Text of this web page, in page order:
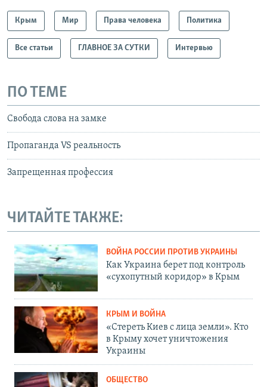
Крым Мир Права человека Политика
Все статьи ГЛАВНОЕ ЗА СУТКИ Интервью
ПО ТЕМЕ
Свобода слова на замке
Пропаганда VS реальность
Запрещенная профессия
ЧИТАЙТЕ ТАКЖЕ:
ВОЙНА РОССИИ ПРОТИВ УКРАИНЫ
Как Украина берет под контроль
«сухопутный коридор» в Крым
КРЫМ И ВОЙНА
«Стереть Киев с лица земли». Кто
в Крыму хочет уничтожения
Украины
ОБЩЕСТВО